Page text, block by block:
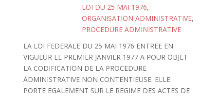
LOI DU 25 MAI 1976,
ORGANISATION ADMINISTRATIVE,
PROCEDURE ADMINISTRATIVE
LA LOI FEDERALE DU 25 MAI 1976 ENTREE EN
VIGUEUR LE PREMIER JANVIER 1977 A POUR OBJET
LA CODIFICATION DE LA PROCEDURE
ADMINISTRATIVE NON CONTENTIEUSE. ELLE
PORTE EGALEMENT SUR LE REGIME DES ACTES DE